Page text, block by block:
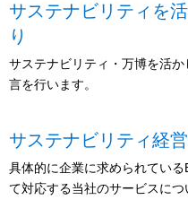
サステナビリティを
り
サステナビリティ・万博を活
言を行います。
サステナビリティ経
具体的に企業に求められてい
て対応する当社のサービスにつ